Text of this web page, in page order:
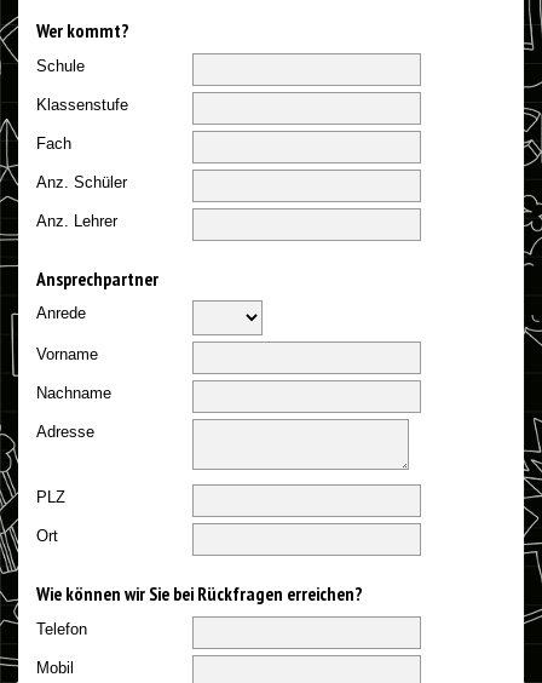
Wer kommt?
Schule
Klassenstufe
Fach
Anz. Schüler
Anz. Lehrer
Ansprechpartner
Anrede
Vorname
Nachname
Adresse
PLZ
Ort
Wie können wir Sie bei Rückfragen erreichen?
Telefon
Mobil